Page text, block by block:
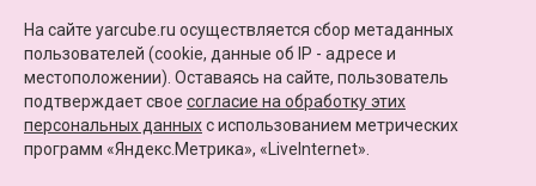
ПАРТНЕРЫ
КАРТА САЙТА
+7 (4852) 64-15-52
На сайте yarcube.ru осуществляется сбор метаданных
пользователей (cookie, данные об IP - адресе и
местоположении). Оставаясь на сайте, пользователь
подтверждает свое согласие на обработку этих
персональных данныхc использованием метрических
программ «Яндекс.Метрика», «LiveInternet».